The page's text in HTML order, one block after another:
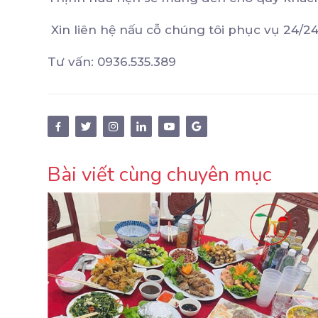
Xin liên hệ nấu cỗ chúng tôi phục vụ 24/
Tư vấn: 0936.535.389
Bài viết cùng chuyên mục